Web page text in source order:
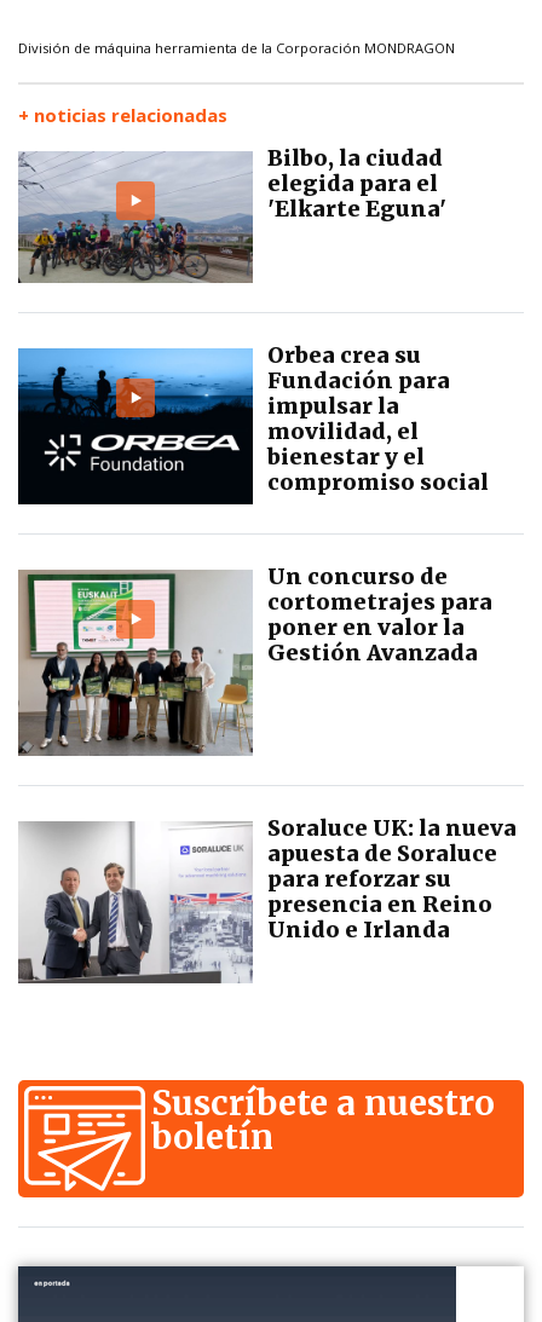
División de máquina herramienta de la Corporación MONDRAGON
+ noticias relacionadas
Bilbo, la ciudad
elegida para el
'Elkarte Eguna'
Orbea crea su
Fundación para
impulsar la
movilidad, el
bienestar y el
compromiso social
Un concurso de
cortometrajes para
poner en valor la
Gestión Avanzada
Soraluce UK: la nueva
apuesta de Soraluce
para reforzar su
presencia en Reino
Unido e Irlanda
Suscríbete a nuestro
boletín